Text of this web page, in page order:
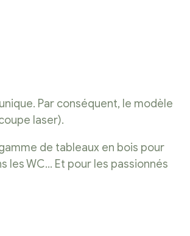
Par conséquent, le modèle
laser).
de tableaux en bois pour
les WC… Et pour les passionnés